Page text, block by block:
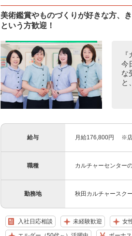
美術鑑賞やものづくりが好きな方、
という方歓迎！
今
な
と
給与 月給176,800円 ※店
職種 カルチャーセンター
勤務地 秋田カルチャースク
入社日応相談 未経験歓迎 女